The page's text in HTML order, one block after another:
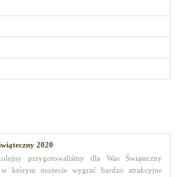
2020
przygotowaliśmy dla Was Świąteczny
którym możecie wygrać bardzo atrakcyjne